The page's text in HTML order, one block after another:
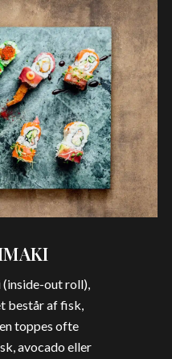
(inside-out roll),
består af fisk,
toppes ofte
avocado eller